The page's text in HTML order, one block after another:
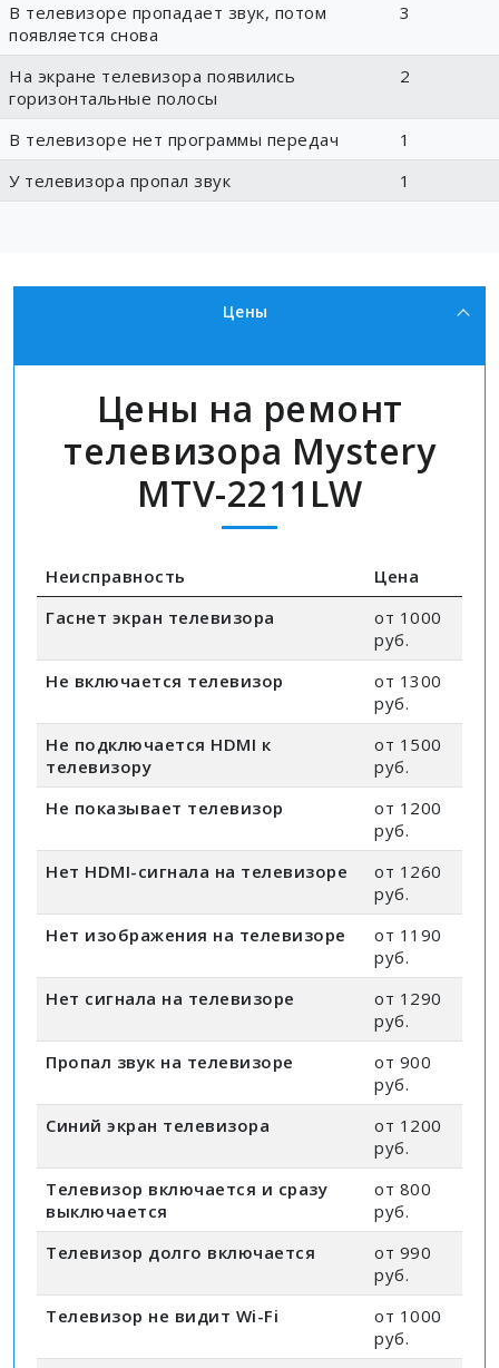
В телевизоре пропадает звук, потом
появляется снова
3
На экране телевизора появились
горизонтальные полосы
2
В телевизоре нет программы передач
1
У телевизора пропал звук
1
Цены
Цены на ремонт
телевизора Mystery
MTV-2211LW
Неисправность
Цена
Гаснет экран телевизора
от 1000
руб.
Не включается телевизор
от 1300
руб.
Не подключается HDMI к
телевизору
от 1500
руб.
Не показывает телевизор
от 1200
руб.
Нет HDMI-сигнала на телевизоре
от 1260
руб.
Нет изображения на телевизоре
от 1190
руб.
Нет сигнала на телевизоре
от 1290
руб.
Пропал звук на телевизоре
от 900
руб.
Синий экран телевизора
от 1200
руб.
Телевизор включается и сразу
выключается
от 800
руб.
Телевизор долго включается
от 990
руб.
Телевизор не видит Wi-Fi
от 1000
руб.